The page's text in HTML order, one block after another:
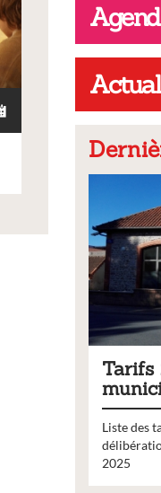
Tarifs
Liste des
2025